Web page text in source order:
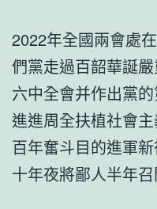
2022年全國兩會處
們黨走過百韶華誕
六中全會并作出黨
進進周全扶植社會
百年奮斗目的進軍
十年夜將鄙人半年召